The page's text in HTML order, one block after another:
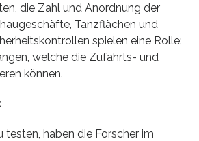
die Zahl und Anordnung der
Tanzflächen und
spielen eine Rolle:
welche die Zufahrts- und
können.
testen, haben die Forscher im